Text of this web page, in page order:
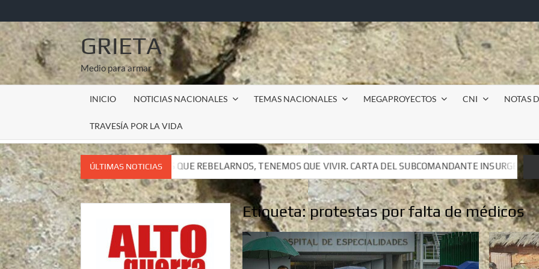
al
contenido
GRIETA
Medio para armar
INICIO NOTICIAS NACIONALES TEMAS NACIONALES MEGAPROYECTOS CNI NOTAS
TRAVESÍA POR LA VIDA
ÚLTIMAS NOTICIAS
QUE REBELARNOS, TENEMOS QUE VIVIR. CARTA DEL SUBCOMANDANTE INSURGENTE MOISÉS A LUIS DE TAVIRA
QUE REBELARNOS, TENEMOS QUE VIVIR. CARTA DEL SUBCOMANDANTE INSURGENTE MOISÉS A LUIS DE TAVIRA
Etiqueta:protestas por falta de médicos